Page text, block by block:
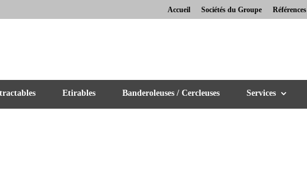
Accueil Sociétés du Groupe Références
Etirables Banderoleuses / Cercleuses Services